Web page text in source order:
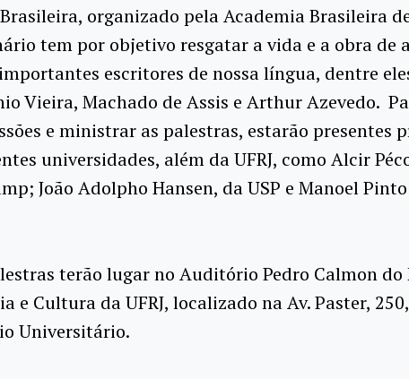
organizado pela Academia Brasileira
tem por objetivo resgatar a vida e a obra de
escritores de nossa língua, dentre
Vieira, Machado de Assis e Arthur Azevedo.
e ministrar as palestras, estarão presentes
universidades, além da UFRJ, como Alcir
João Adolpho Hansen, da USP e Manoel
terão lugar no Auditório Pedro Calmon do
e Cultura da UFRJ, localizado na Av. Paster,
Universitário.